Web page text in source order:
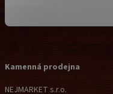
Kamenná prodejna
NEJMARKET s.r.o.